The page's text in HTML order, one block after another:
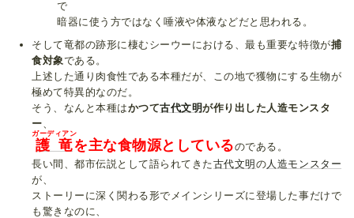
で
暗器に使う方ではなく唾液や体液などだと思われる。
そして竜都の跡形に棲むシーウーにおける、最も重要な特徴が捕
食対象である。
上述した通り肉食性である本種だが、この地で獲物にする生物が
極めて特異的なのだ。
そう、なんと本種はかつて古代文明が作り出した人造モンスタ
ー、
護竜
ガーディアン
を主な食物源としているのである。
長い間、都市伝説として語られてきた古代文明 の人造モンスター
が、
ストーリーに深く関わる形でメインシリーズに登場した事だけで
も驚きなのに、